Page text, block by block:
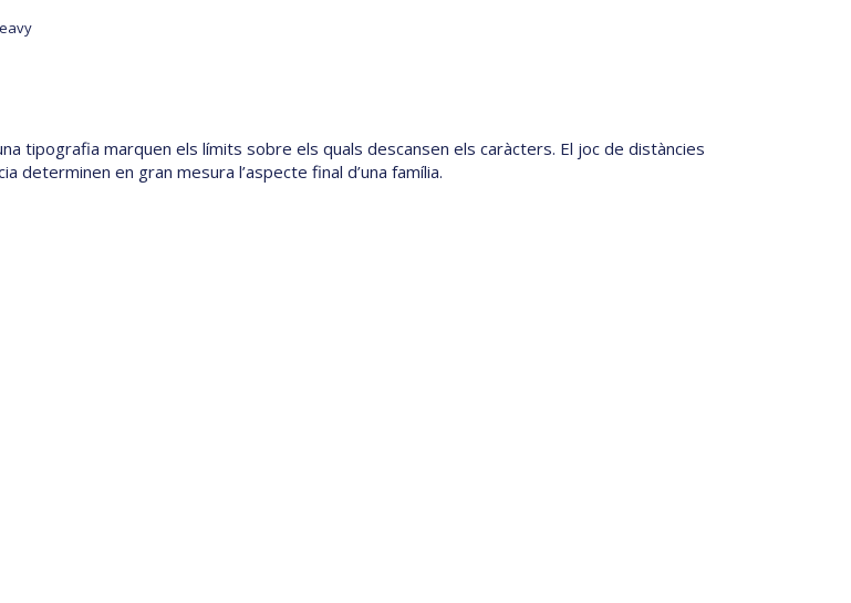
tipografia marquen els límits sobre els quals descansen els caràcters. El joc de distàncies
determinen en gran mesura l’aspecte final d’una família.